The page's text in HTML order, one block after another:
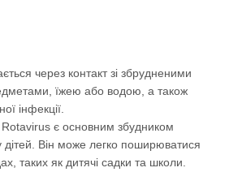
через контакт зі збрудненими
їжею або водою, а також
інфекції.
Rotavirus є основним збудником
дітей. Він може легко поширюватися
таких як дитячі садки та школи.